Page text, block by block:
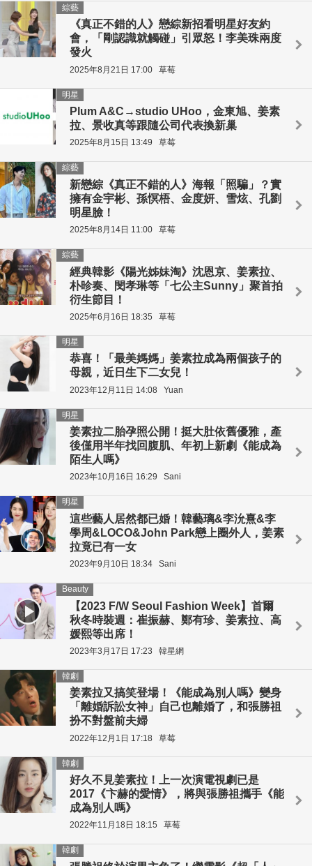
《真正不錯的人》戀綜新招看明星好友約
會，「剛認識就觸碰」引眾怒！李美珠兩度
發火
綜藝
2025年8月21日 17:00 草莓
Plum A&C→studio UHoo，金東旭、姜素
拉、景收真等跟隨公司代表換新巢
明星
2025年8月15日 13:49 草莓
新戀綜《真正不錯的人》海報「照騙」？實
擁有金宇彬、孫慏梧、金度妍、雪炫、孔劉
明星臉！
綜藝
2025年8月14日 11:00 草莓
經典韓影《陽光姊妹淘》沈恩京、姜素拉、
朴昣奏、閔孝琳等「七公主Sunny」聚首拍
衍生節目！
綜藝
2025年6月16日 18:35 草莓
恭喜！「最美媽媽」姜素拉成為兩個孩子的
母親，近日生下二女兒！
明星
2023年12月11日 14:08 Yuan
姜素拉二胎孕照公開！挺大肚依舊優雅，產
後僅用半年找回腹肌、年初上新劇《能成為
陌生人嗎》
明星
2023年10月16日 16:29 Sani
這些藝人居然都已婚！韓藝璃&李沇熹&李
學周&LOCO&John Park戀上圈外人，姜素
拉竟已有一女
明星
2023年9月10日 18:34 Sani
【2023 F/W Seoul Fashion Week】首爾
秋冬時裝週：崔振赫、鄭有珍、姜素拉、高
媛熙等出席！
Beauty
2023年3月17日 17:23 韓星網
姜素拉又搞笑登場！《能成為別人嗎》變身
「離婚訴訟女神」自己也離婚了，和張勝祖
扮不對盤前夫婦
韓劇
2022年12月1日 17:18 草莓
好久不見姜素拉！上一次演電視劇已是
2017《卞赫的愛情》，將與張勝祖攜手《能
成為別人嗎》
韓劇
2022年11月18日 18:15 草莓
韓劇